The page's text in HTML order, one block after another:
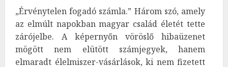
„Érvénytelen fogadó számla.” Három szó, amely
az elmúlt napokban magyar család életét tette
zárójelbe. A képernyőn vöröslő hibaüzenet
mögött nem elütött számjegyek, hanem
elmaradt élelmiszer-vásárlások, ki nem fizetett